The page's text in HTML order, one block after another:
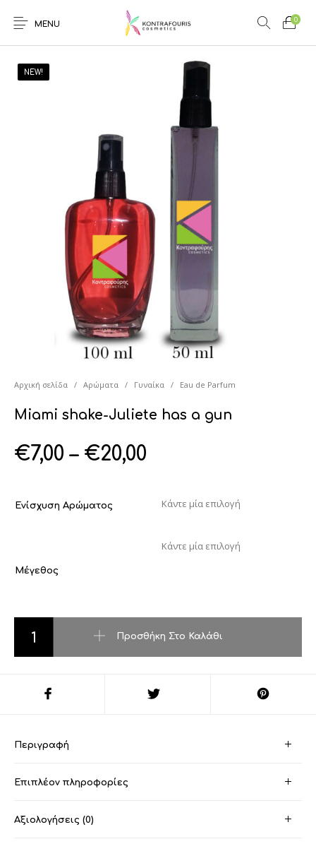
MENU
0
NEW!
Αρχική σελίδα / Αρώματα / Γυναίκα / Eau de Parfum
Miami shake-Juliete has a gun
€7,00 – €20,00
Ενίσχυση Αρώματος
Μέγεθος
Προσθήκη Στο Καλάθι
Περιγραφή
Επιπλέον πληροφορίες
Αξιολογήσεις (0)